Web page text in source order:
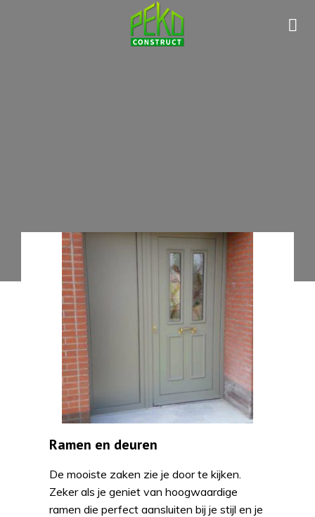
Ramen en deuren
De mooiste zaken zie je door te kijken.
Zeker als je geniet van hoogwaardige
ramen die perfect aansluiten bij je stijl en je